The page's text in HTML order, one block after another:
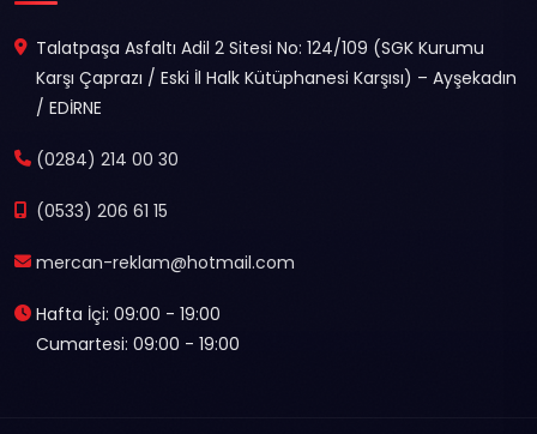
Talatpaşa Asfaltı Adil 2 Sitesi No: 124/109 (SGK Kurumu
Karşı Çaprazı / Eski İl Halk Kütüphanesi Karşısı) – Ayşekadın
/ EDİRNE
(0284) 214 00 30
(0533) 206 61 15
mercan-reklam@hotmail.com
Hafta İçi: 09:00 - 19:00
Cumartesi: 09:00 - 19:00